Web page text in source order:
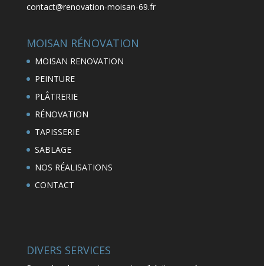
contact@renovation-moisan-69.fr
MOISAN RÉNOVATION
MOISAN RENOVATION
PEINTURE
PLÂTRERIE
RÉNOVATION
TAPISSERIE
SABLAGE
NOS RÉALISATIONS
CONTACT
DIVERS SERVICES